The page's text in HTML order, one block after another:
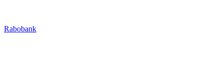
Rabobank